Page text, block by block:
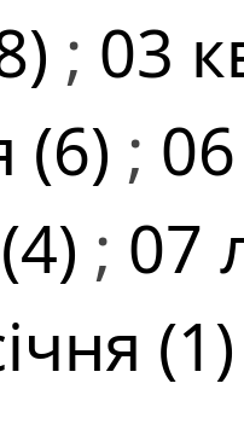
; 03
(6) ;
; 07